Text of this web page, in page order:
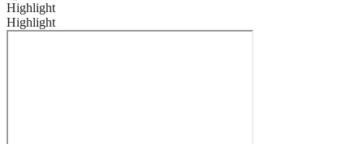
Highlight
Highlight